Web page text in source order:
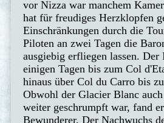
vor Nizza war manchem
hat für freudiges Herzklopfen
Einschränkungen durch die
Piloten an zwei Tagen die
ausgiebig erfliegen lassen. Der
einigen Tagen bis zum Col
hinaus über Col du Carro bis
Obwohl der Glacier Blanc
weiter geschrumpft war, fand
Bewunderer. Der Nachwuchs